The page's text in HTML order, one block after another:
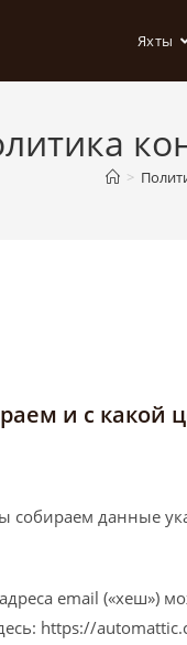
Яхты
>
и с какой
собираем данные
email («хеш»)
https://